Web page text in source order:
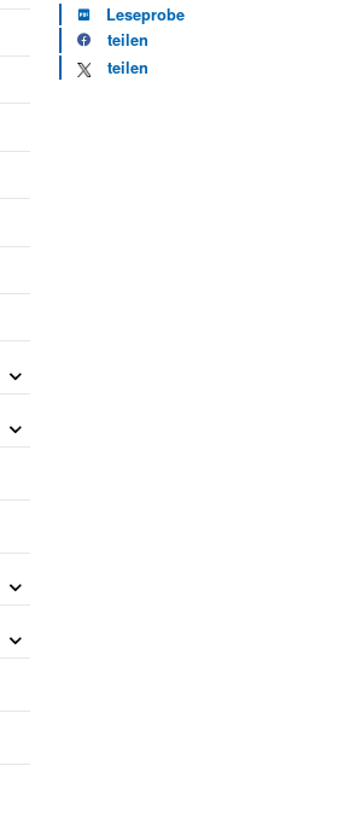
Leseprobe
teilen
teilen